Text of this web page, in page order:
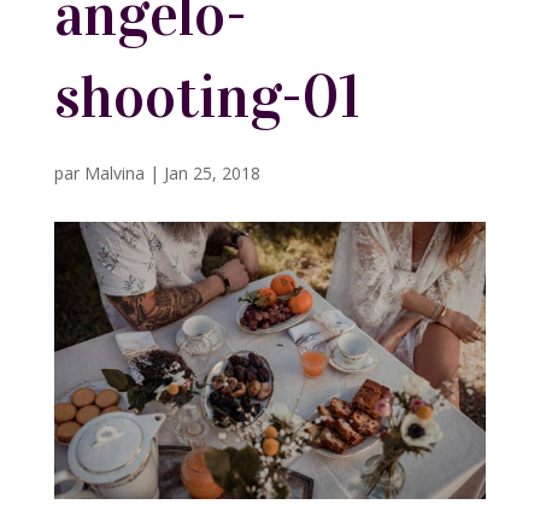
angelo-
shooting-01
par Malvina | Jan 25, 2018